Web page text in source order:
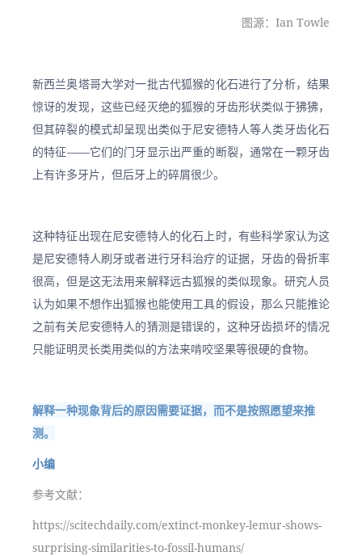
图源：Ian Towle
新西兰奥塔哥大学对一批古代狐猴的化石进行了分析，结果
惊讶的发现，这些已经灭绝的狐猴的牙齿形状类似于狒狒，
但其碎裂的模式却呈现出类似于尼安德特人等人类牙齿化石
的特征——它们的门牙显示出严重的断裂，通常在一颗牙齿
上有许多牙片，但后牙上的碎屑很少。
这种特征出现在尼安德特人的化石上时，有些科学家认为这
是尼安德特人刷牙或者进行牙科治疗的证据，牙齿的骨折率
很高，但是这无法用来解释远古狐猴的类似现象。研究人员
认为如果不想作出狐猴也能使用工具的假设，那么只能推论
之前有关尼安德特人的猜测是错误的，这种牙齿损坏的情况
只能证明灵长类用类似的方法来啃咬坚果等很硬的食物。
解释一种现象背后的原因需要证据，而不是按照愿望来推
测。
小编
参考文献：
https://scitechdaily.com/extinct-monkey-lemur-shows-
surprising-similarities-to-fossil-humans/